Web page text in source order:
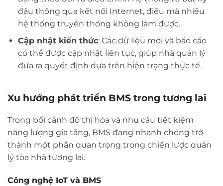
đâu thông qua kết nối Internet, điều mà nhiều
hệ thống truyền thống không làm được.
Cập nhật kiến thức: Các dữ liệu mới và báo cáo
có thể được cập nhật liên tục, giúp nhà quản lý
đưa ra quyết định dựa trên hiện trạng thực tế.
Xu hướng phát triển BMS trong tương lai
Trong bối cảnh đô thị hóa và nhu cầu tiết kiệm
năng lượng gia tăng, BMS đang nhanh chóng trở
thành một phần quan trọng trong chiến lược quản
lý tòa nhà tương lai.
Công nghệ IoT và BMS